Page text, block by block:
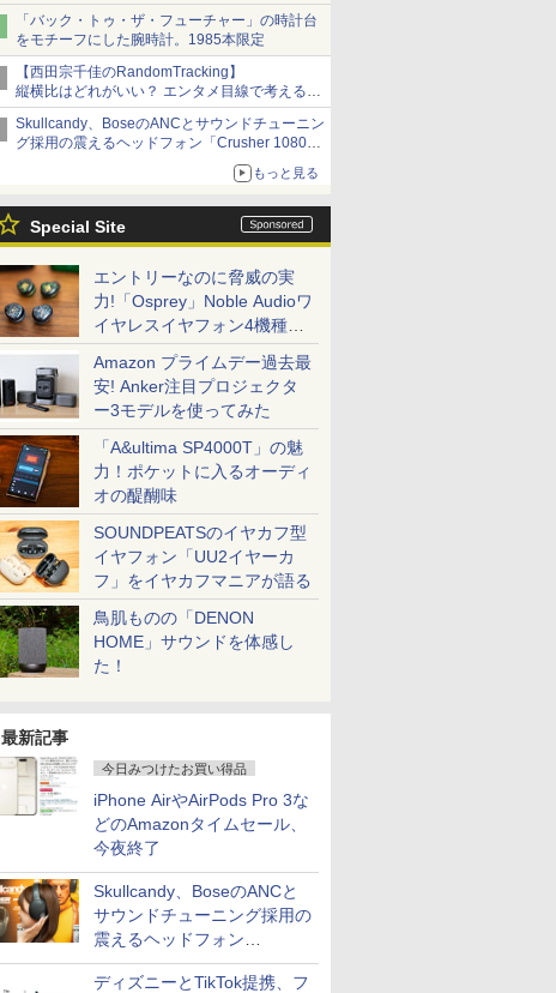
「バック・トゥ・ザ・フューチャー」の時計台
をモチーフにした腕時計。1985本限定
【西田宗千佳のRandomTracking】
縦横比はどれがいい？ エンタメ目線で考える、
サムスン新「Galaxy Z Fold」
Skullcandy、BoseのANCとサウンドチューニン
グ採用の震えるヘッドフォン「Crusher 1080
もっと見る
Special Site
エントリーなのに脅威の実
力!「Osprey」Noble Audioワ
イヤレスイヤフォン4機種を
一気に聴く
Amazon プライムデー過去最
安! Anker注目プロジェクタ
ー3モデルを使ってみた
「A&ultima SP4000T」の魅
力！ポケットに入るオーディ
オの醍醐味
SOUNDPEATSのイヤカフ型
イヤフォン「UU2イヤーカ
フ」をイヤカフマニアが語る
鳥肌ものの「DENON
HOME」サウンドを体感し
た！
最新記事
今日みつけたお買い得品
iPhone AirやAirPods Pro 3な
どのAmazonタイムセール、
今夜終了
Skullcandy、BoseのANCと
サウンドチューニング採用の
震えるヘッドフォン
「Crusher 1080 ANC」
ディズニーとTikTok提携、フ